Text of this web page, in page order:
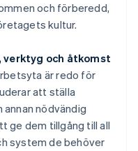
och förberedd,
kultur.
och åtkomst
är redo för
att ställa
nödvändig
ge dem tillgång till all
system de behöver